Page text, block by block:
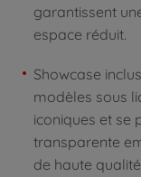
garantissent
espace réduit.
Showcase
modèles sous
iconiques et se
transparente
de haute